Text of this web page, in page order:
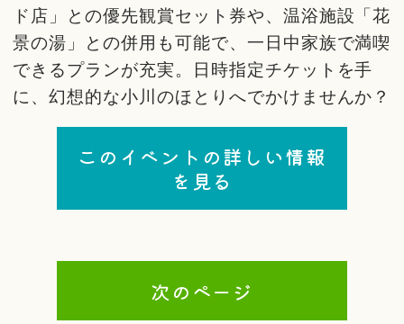
ド店」との優先観賞セット券や、温浴施設「花
景の湯」との併用も可能で、一日中家族で満喫
できるプランが充実。日時指定チケットを手
に、幻想的な小川のほとりへでかけませんか？
このイベントの詳しい情報
を見る
次のページ